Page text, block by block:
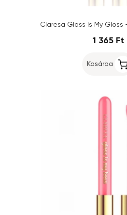
Claresa Gloss Is My Gloss
1 365 Ft
Kosárba